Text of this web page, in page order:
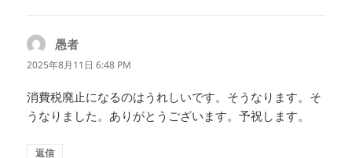
愚者
り:
2025年8月11日 6:48 PM
消費税廃止になるのはうれしいです。そうなります。そ
うなりました。ありがとうございます。予祝します。
返信